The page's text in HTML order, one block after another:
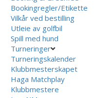
Bookingregler/Etikette
Vilkår ved bestilling
Utleie av golfbil
Spill med hund
Turneringer
Turneringskalender
Klubbmesterskapet
Haga Matchplay
Klubbmestere